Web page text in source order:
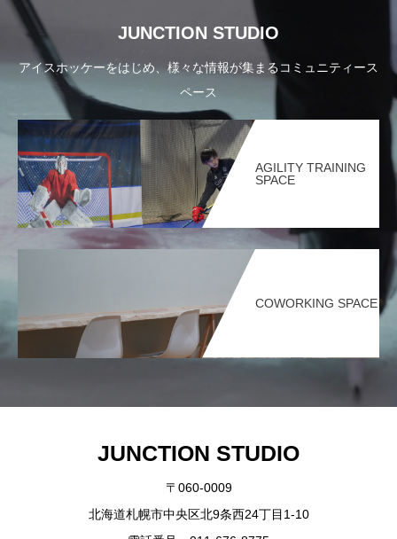
JUNCTION STUDIO
アイスホッケーをはじめ、様々な情報が集まるコミュニティース
ペース
AGILITY TRAINING
SPACE
COWORKING SPACE
JUNCTION STUDIO
〒060-0009
北海道札幌市中央区北9条西24丁目1-10